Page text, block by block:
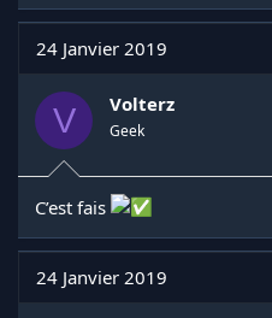
24 Janvier 2019
V Volterz
Geek
C’est fais
24 Janvier 2019